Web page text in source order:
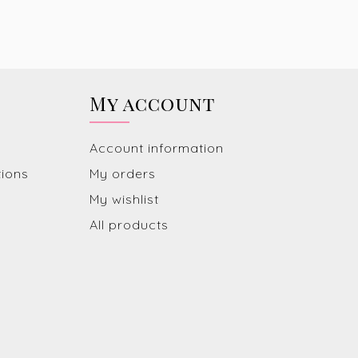
My account
Account information
My orders
My wishlist
All products